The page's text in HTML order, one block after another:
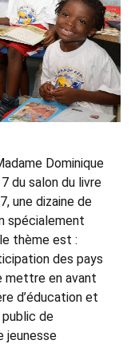
Dominique
du salon du livre
une dizaine de
spécialement
thème est :
des pays
mettre en avant
d’éducation et
de
jeunesse